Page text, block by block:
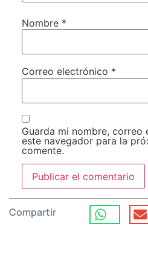
Nombre *
Correo electrónico *
Guarda mi nombre,
este navegador para la
comente.
Compartir